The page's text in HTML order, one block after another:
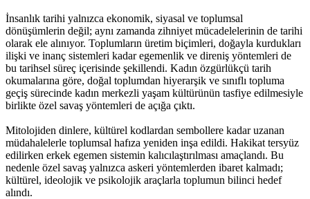
İnsanlık tarihi yalnızca ekonomik, siyasal ve toplumsal
dönüşümlerin değil; aynı zamanda zihniyet mücadelelerinin de tarihi
olarak ele alınıyor. Toplumların üretim biçimleri, doğayla kurdukları
ilişki ve inanç sistemleri kadar egemenlik ve direniş yöntemleri de
bu tarihsel süreç içerisinde şekillendi. Kadın özgürlükçü tarih
okumalarına göre, doğal toplumdan hiyerarşik ve sınıflı topluma
geçiş sürecinde kadın merkezli yaşam kültürünün tasfiye edilmesiyle
birlikte özel savaş yöntemleri de açığa çıktı.
Mitolojiden dinlere, kültürel kodlardan sembollere kadar uzanan
müdahalelerle toplumsal hafıza yeniden inşa edildi. Hakikat tersyüz
edilirken erkek egemen sistemin kalıcılaştırılması amaçlandı. Bu
nedenle özel savaş yalnızca askeri yöntemlerden ibaret kalmadı;
kültürel, ideolojik ve psikolojik araçlarla toplumun bilinci hedef
alındı.